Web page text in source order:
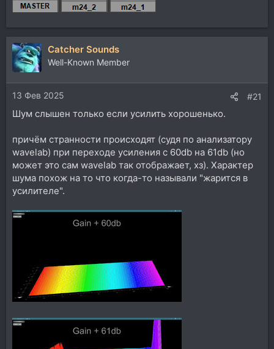
Catcher Sounds
Well-Known Member
13 Фев 2025 #21
Шум слышен только если усилить хорошенько.
причём странности происходят (судя по анализатору
wavelab) при переходе усиления с 60db на 61db (но
может это сам wavelab так отображает, хз). Характер
шума похож на то что когда-то называли "жарится в
усилителе".